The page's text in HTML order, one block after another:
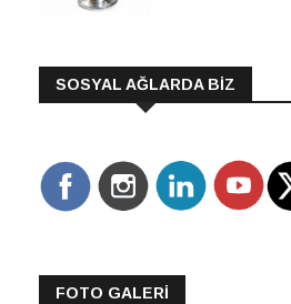
SOSYAL AĞLARDA BİZ
FOTO GALERİ